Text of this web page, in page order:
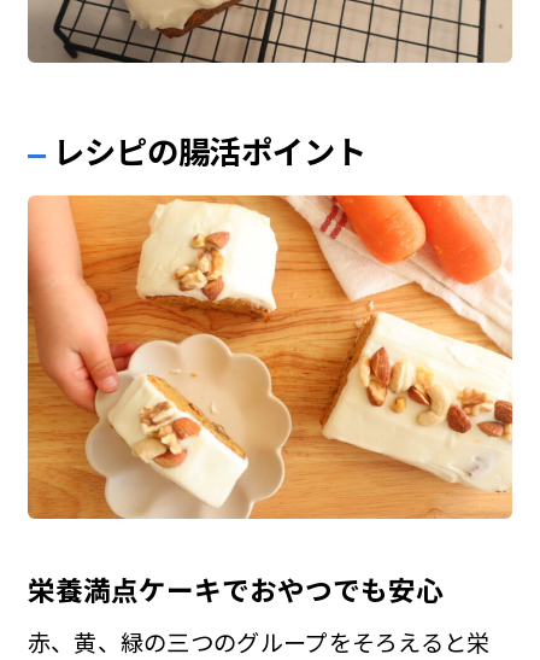
レシピの腸活ポイント
栄養満点ケーキでおやつでも安心
赤、黄、緑の三つのグループをそろえると栄